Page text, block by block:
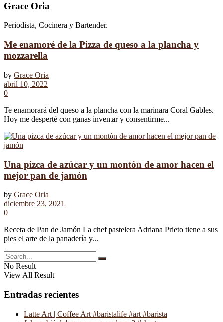
Grace Oria
Periodista, Cocinera y Bartender.
Me enamoré de la Pizza de queso a la plancha y
mozzarella
by Grace Oria
abril 10, 2022
0
Te enamorará del queso a la plancha con la marinara Coral Gables.
Hoy me desperté con ganas inventar y consentirme...
Una pizca de azúcar y un montón de amor hacen el
mejor pan de jamón
by Grace Oria
diciembre 23, 2021
0
Receta de Pan de Jamón La chef pastelera Adriana Prieto tiene a sus
pies el arte de la panadería y...
No Result
View All Result
Entradas recientes
Latte Art | Coffee Art #baristalife #art #barista